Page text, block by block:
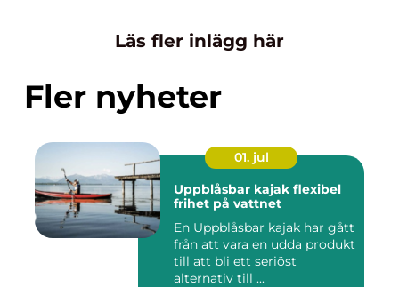
Läs fler inlägg här
Fler nyheter
01. jul
Uppblåsbar kajak flexibel
frihet på vattnet
En Uppblåsbar kajak har gått
från att vara en udda produkt
till att bli ett seriöst
alternativ till ...